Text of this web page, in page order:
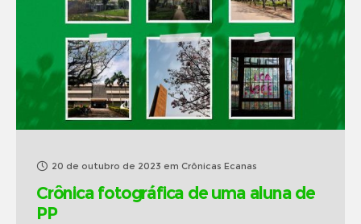
20 de outubro de 2023 em Crônicas Ecanas
Crônica fotográfica de uma aluna de
PP